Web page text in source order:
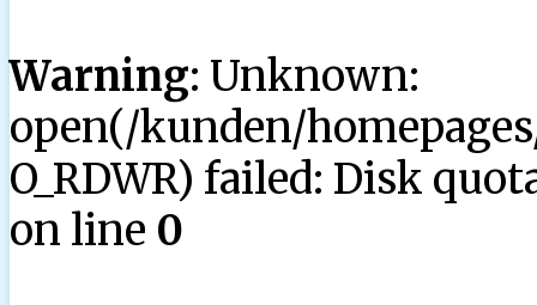
Warning: Unknown:
open(/kunden/
O_RDWR) failed: Disk
on line 0